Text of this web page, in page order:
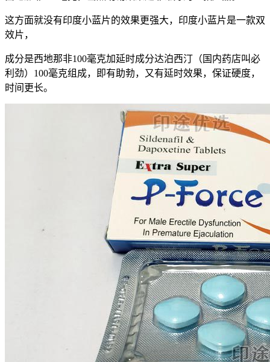
这方面就没有印度小蓝片的效果更强大，印度小蓝片是一款双
效片，
成分是西地那非100毫克加延时成分达泊西汀（国内药店叫必
利劲）100毫克组成，即有助勃，又有延时效果，保证硬度，
时间更长。